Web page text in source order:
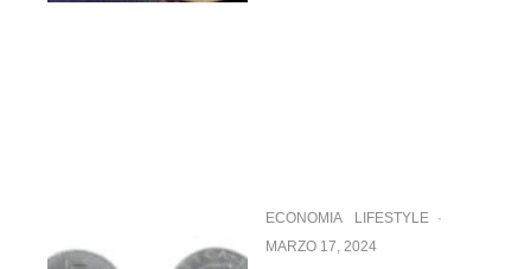
ECONOMIA LIFESTYLE ·
MARZO 17, 2024